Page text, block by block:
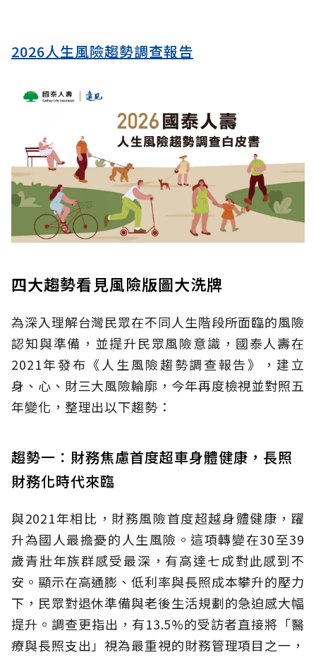
2026人生風險趨勢調查報告
四大趨勢看見風險版圖大洗牌
為深入理解台灣民眾在不同人生階段所面臨的風險
認知與準備，並提升民眾風險意識，國泰人壽在
2021年發布《人生風險趨勢調查報告》，建立
身、心、財三大風險輪廓，今年再度檢視並對照五
年變化，整理出以下趨勢：
趨勢一：財務焦慮首度超車身體健康，長照
財務化時代來臨
與2021年相比，財務風險首度超越身體健康，躍
升為國人最擔憂的人生風險。這項轉變在30至39
歲青壯年族群感受最深，有高達七成對此感到不
安。顯示在高通膨、低利率與長照成本攀升的壓力
下，民眾對退休準備與老後生活規劃的急迫感大幅
提升。調查更指出，有13.5%的受訪者直接將「醫
療與長照支出」視為最重視的財務管理項目之一，